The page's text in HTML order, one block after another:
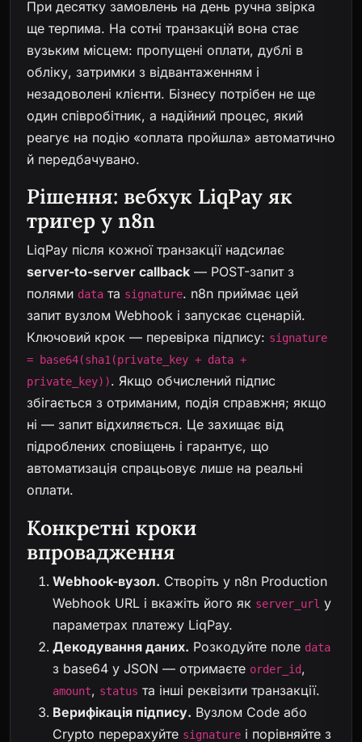
При десятку замовлень на день ручна звірка
ще терпима. На сотні транзакцій вона стає
вузьким місцем: пропущені оплати, дублі в
обліку, затримки з відвантаженням і
незадоволені клієнти. Бізнесу потрібен не ще
один співробітник, а надійний процес, який
реагує на подію «оплата пройшла» автоматично
й передбачувано.
Рішення: вебхук LiqPay як
тригер у n8n
LiqPay після кожної транзакції надсилає
server-to-server callback — POST-запит з
полями data та signature. n8n приймає цей
запит вузлом Webhook і запускає сценарій.
Ключовий крок — перевірка підпису: signature
= base64(sha1(private_key + data +
private_key)). Якщо обчислений підпис
збігається з отриманим, подія справжня; якщо
ні — запит відхиляється. Це захищає від
підроблених сповіщень і гарантує, що
автоматизація спрацьовує лише на реальні
оплати.
Конкретні кроки
впровадження
Webhook-вузол. Створіть у n8n Production
Webhook URL і вкажіть його як server_url у
параметрах платежу LiqPay.
Декодування даних. Розкодуйте поле data
з base64 у JSON — отримаєте order_id,
amount, status та інші реквізити транзакції.
Верифікація підпису. Вузлом Code або
Crypto перерахуйте signature і порівняйте з